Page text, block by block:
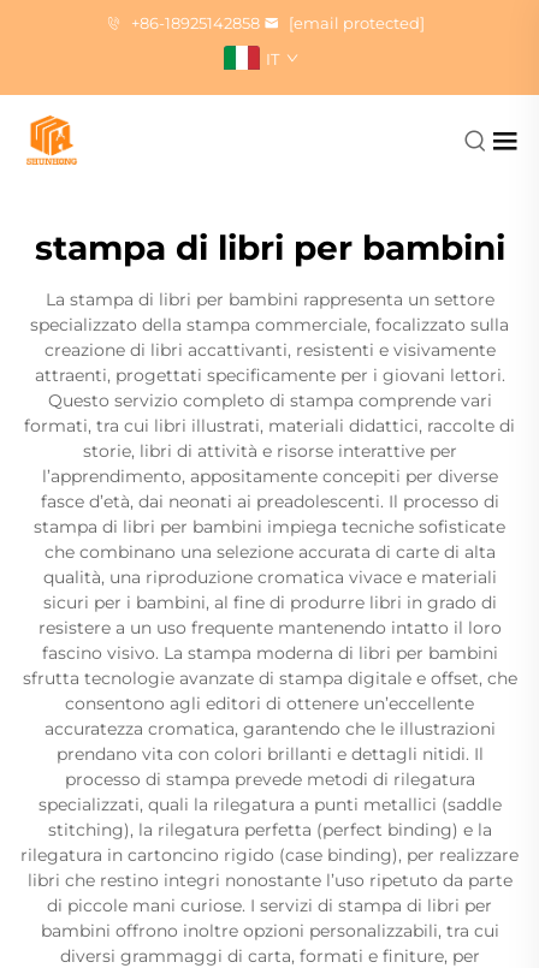
+86-18925142858
[email protected]
IT
stampa di libri per bambini
La stampa di libri per bambini rappresenta un settore
specializzato della stampa commerciale, focalizzato sulla
creazione di libri accattivanti, resistenti e visivamente
attraenti, progettati specificamente per i giovani lettori.
Questo servizio completo di stampa comprende vari
formati, tra cui libri illustrati, materiali didattici, raccolte di
storie, libri di attività e risorse interattive per
l’apprendimento, appositamente concepiti per diverse
fasce d’età, dai neonati ai preadolescenti. Il processo di
stampa di libri per bambini impiega tecniche sofisticate
che combinano una selezione accurata di carte di alta
qualità, una riproduzione cromatica vivace e materiali
sicuri per i bambini, al fine di produrre libri in grado di
resistere a un uso frequente mantenendo intatto il loro
fascino visivo. La stampa moderna di libri per bambini
sfrutta tecnologie avanzate di stampa digitale e offset, che
consentono agli editori di ottenere un’eccellente
accuratezza cromatica, garantendo che le illustrazioni
prendano vita con colori brillanti e dettagli nitidi. Il
processo di stampa prevede metodi di rilegatura
specializzati, quali la rilegatura a punti metallici (saddle
stitching), la rilegatura perfetta (perfect binding) e la
rilegatura in cartoncino rigido (case binding), per realizzare
libri che restino integri nonostante l’uso ripetuto da parte
di piccole mani curiose. I servizi di stampa di libri per
bambini offrono inoltre opzioni personalizzabili, tra cui
diversi grammaggi di carta, formati e finiture, per